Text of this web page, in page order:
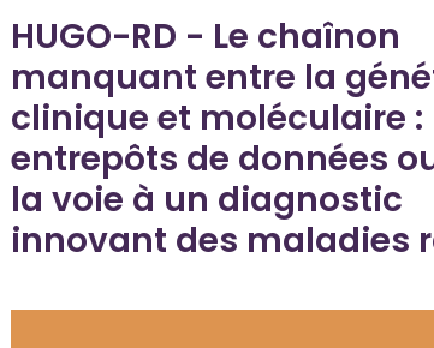
HUGO-RD - Le chaînon
manquant entre la
clinique et moléculaire :
entrepôts de données
la voie à un diagnostic
innovant des maladies